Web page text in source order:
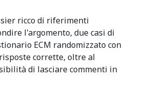
ricco di riferimenti
l'argomento, due casi di
ECM randomizzato con
corrette, oltre al
di lasciare commenti in